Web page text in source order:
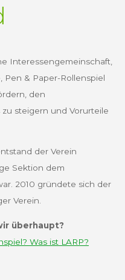
Interessengemeinschaft,
Pen & Paper-Rollenspiel
den
steigern und Vorurteile
der Verein
Sektion dem
2010 gründete sich der
Verein.
überhaupt?
Was ist LARP?